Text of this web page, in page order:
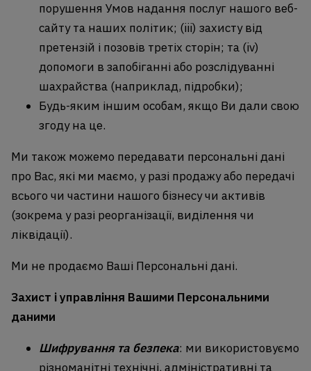
порушення Умов надання послуг нашого веб-
сайту та наших політик; (iii) захисту від
претензій і позовів третіх сторін; та (iv)
допомоги в запобіганні або розслідуванні
шахрайства (наприклад, підробки);
Будь-яким іншим особам, якщо Ви дали свою
згоду на це.
Ми також можемо передавати персональні дані
про Вас, які ми маємо, у разі продажу або передачі
всього чи частини нашого бізнесу чи активів
(зокрема у разі реорганізації, виділення чи
ліквідації).
Ми не продаємо Ваші Персональні дані.
Захист і управління Вашими Персональними
даними
Шифрування та безпека: ми використовуємо
різноманітні технічні, адміністративні та